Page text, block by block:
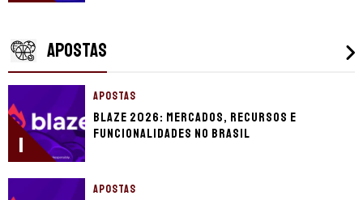
APOSTAS
1
APOSTAS
Blaze 2026: mercados, recursos e
funcionalidades no Brasil
APOSTAS